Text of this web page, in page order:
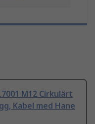
M12 Cirkulärt
Kabel med Hane